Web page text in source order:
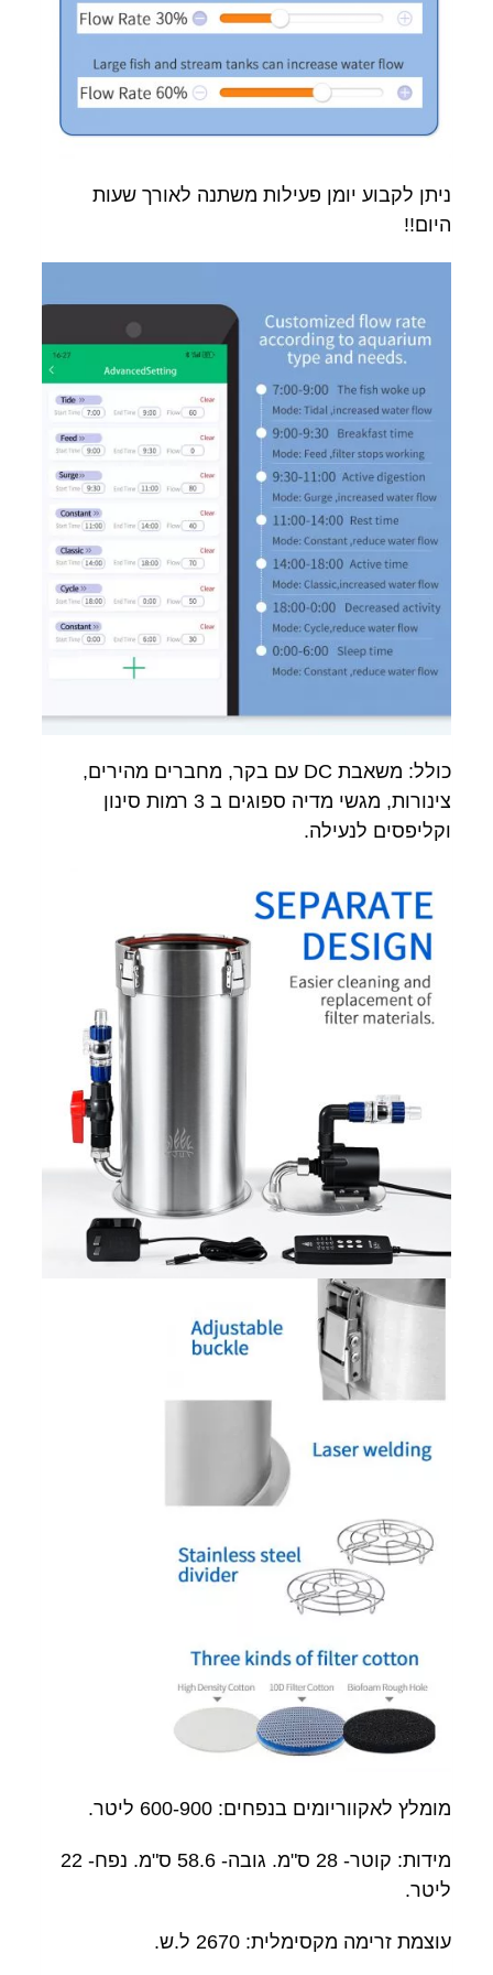
ניתן לקבוע יומן פעילות משתנה לאורך שעות
היום!!
כולל: משאבת DC עם בקר, מחברים מהירים,
צינורות, מגשי מדיה ספוגים ב 3 רמות סינון
וקליפסים לנעילה.
מומלץ לאקווריומים בנפחים: 600-900 ליטר.
מידות: קוטר- 28 ס"מ. גובה- 58.6 ס"מ. נפח- 22
ליטר.
עוצמת זרימה מקסימלית: 2670 ל.ש.